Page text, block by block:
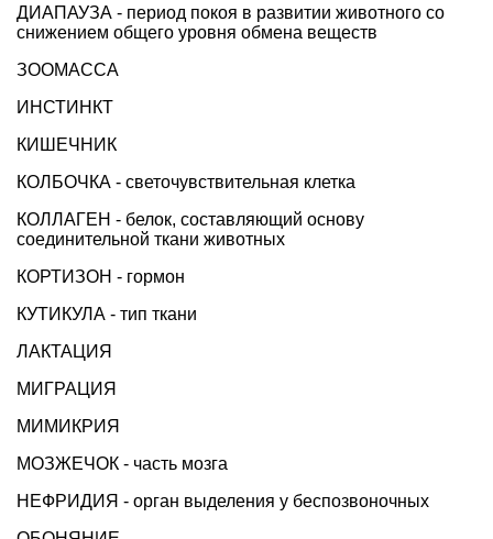
ДИАПАУЗА - период покоя в развитии животного со
снижением общего уровня обмена веществ
ЗООМАССА
ИНСТИНКТ
КИШЕЧНИК
КОЛБОЧКА - светочувствительная клетка
КОЛЛАГЕН - белок, составляющий основу
соединительной ткани животных
КОРТИЗОН - гормон
КУТИКУЛА - тип ткани
ЛАКТАЦИЯ
МИГРАЦИЯ
МИМИКРИЯ
МОЗЖЕЧОК - часть мозга
НЕФРИДИЯ - орган выделения у беспозвоночных